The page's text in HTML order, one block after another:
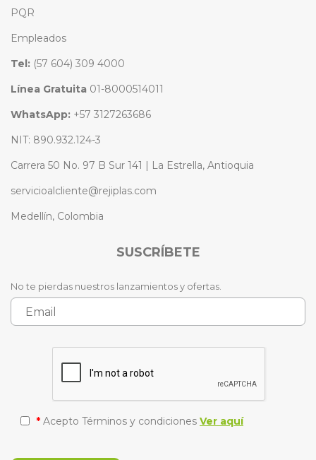
PQR
Empleados
Tel: (57 604) 309 4000
Línea Gratuita 01-8000514011
WhatsApp: +57 3127263686
NIT: 890.932.124-3
Carrera 50 No. 97 B Sur 141 | La Estrella, Antioquia
servicioalcliente@rejiplas.com
Medellín, Colombia
SUSCRÍBETE
No te pierdas nuestros lanzamientos y ofertas.
* Acepto Términos y condiciones Ver aquí